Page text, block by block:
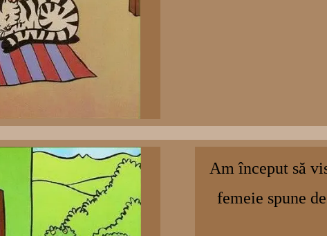
Am început să
femeie spune